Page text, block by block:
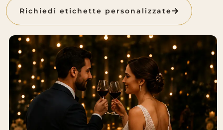
Richiedi etichette personalizzate